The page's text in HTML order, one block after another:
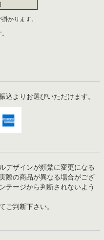
かります。
込よりお選びいただけます。
デザインが頻繁に変更になる
際の商品が異なる場合がござ
テージから判断されないよう
ご判断下さい。